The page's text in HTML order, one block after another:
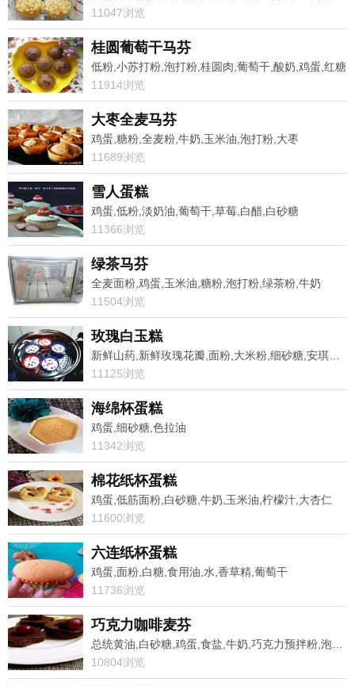
11047浏览
桂圆葡萄干马芬
低粉,小苏打粉,泡打粉,桂圆肉,葡萄干,酸奶,鸡蛋,红糖
11914浏览
大枣全麦马芬
鸡蛋,糖粉,全麦粉,牛奶,玉米油,泡打粉,大枣
11689浏览
雪人蛋糕
鸡蛋,低粉,淡奶油,葡萄干,草莓,白醋,白砂糖
11366浏览
绿茶马芬
全麦面粉,鸡蛋,玉米油,糖粉,泡打粉,绿茶粉,牛奶
11504浏览
玫瑰白玉糕
11125浏览
海绵杯蛋糕
鸡蛋,细砂糖,色拉油
11342浏览
棉花纸杯蛋糕
鸡蛋,低筋面粉,白砂糖,牛奶,玉米油,柠檬汁,大杏仁
11600浏览
六连纸杯蛋糕
鸡蛋,面粉,白糖,食用油,水,香草精,葡萄干
11736浏览
巧克力咖啡麦芬
10804浏览